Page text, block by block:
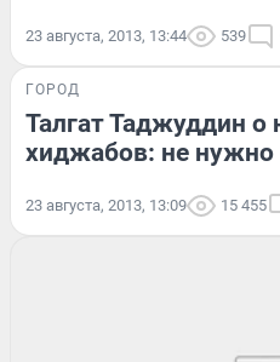
23 августа, 2013, 13:44 539
ГОРОД
Талгат Таджуддин о
хиджабов: не
23 августа, 2013, 13:09 15 455